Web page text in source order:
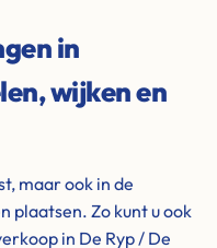
in
wijken en
maar ook in de
plaatsen. Zo kunt u ook
in De Ryp / De